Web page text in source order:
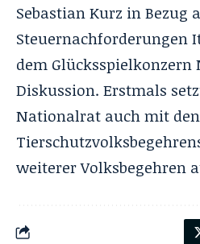
Sebastian Kurz in Bezug
Steuernachforderungen
dem
Diskussion. Erstmals
Nationalrat auch mit
weiterer Volksbegehren